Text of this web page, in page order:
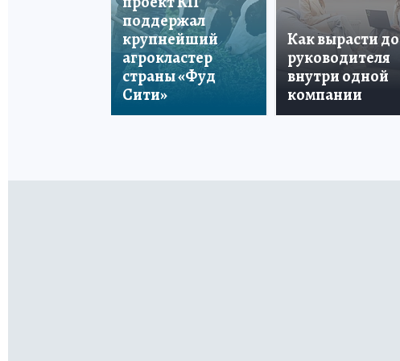
поддержал
крупнейший
агрокластер
страны «Фуд
Сити»
Как вырасти до
руководителя
внутри одной
компании